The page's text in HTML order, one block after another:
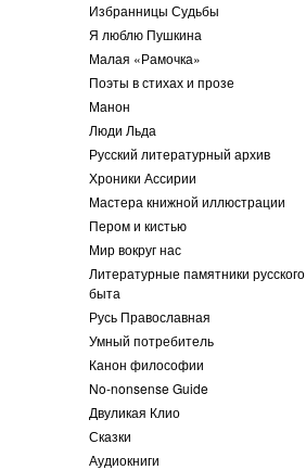
Избранницы Судьбы
Я люблю Пушкина
Малая «Рамочка»
Поэты в стихах и прозе
Манон
Люди Льда
Русский литературный архив
Хроники Ассирии
Мастера книжной иллюстрации
Пером и кистью
Мир вокруг нас
Литературные памятники русского
быта
Русь Православная
Умный потребитель
Канон философии
No-nonsense Guide
Двуликая Клио
Сказки
Аудиокниги